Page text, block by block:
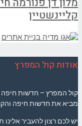
קליינשטיין
אודות קול המפרץ
קול המפרץ – חדשות חיפה
מביא את חדשות חיפה
יש לכם רצון להעביר